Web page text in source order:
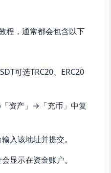
程，通常都会包含以下
可选TRC20、ERC20
「资产」→「充币」中复
入该地址并提交。
显示在资金账户。